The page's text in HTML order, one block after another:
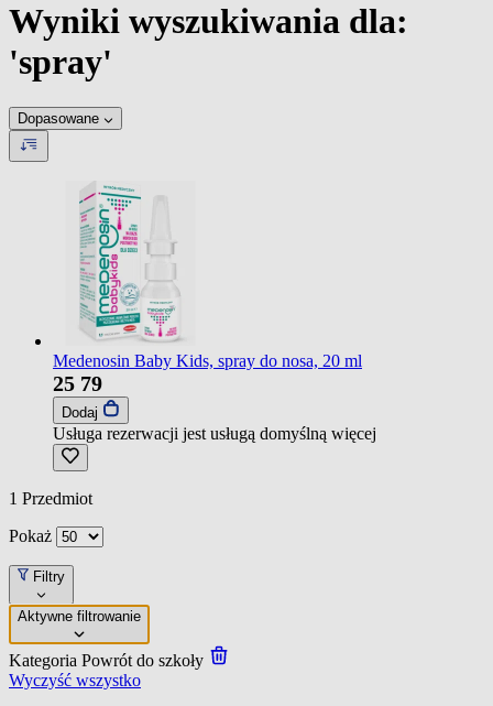
Wyniki wyszukiwania dla:
'spray'
Dopasowane
Medenosin Baby Kids, spray do nosa, 20 ml
25 79
Dodaj
Usługa rezerwacji jest usługą domyślną więcej
1 Przedmiot
Pokaż
Filtry
Aktywne filtrowanie
Kategoria Powrót do szkoły
Wyczyść wszystko